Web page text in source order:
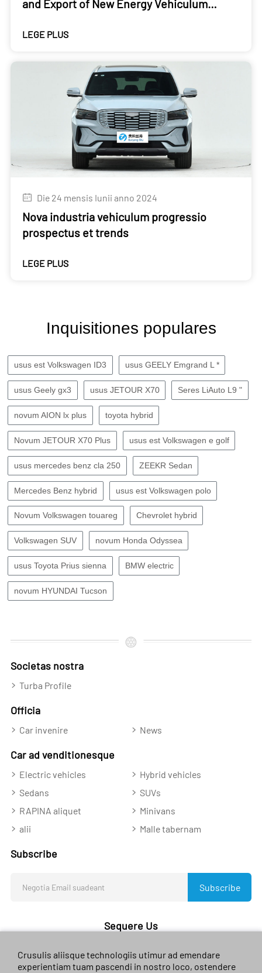
and Export of New Energy Vehiculum
LEGE PLUS
Die 24 mensis Iunii anno 2024
Nova industria vehiculum progressio
prospectus et trends
LEGE PLUS
Inquisitiones populares
usus est Volkswagen ID3 usus GEELY Emgrand L *
usus Geely gx3 usus JETOUR X70 Seres LiAuto L9 "
novum AION lx plus toyota hybrid
Novum JETOUR X70 Plus usus est Volkswagen e golf
usus mercedes benz cla 250 ZEEKR Sedan
Mercedes Benz hybrid usus est Volkswagen polo
Novum Volkswagen touareg Chevrolet hybrid
Volkswagen SUV novum Honda Odyssea
usus Toyota Prius sienna BMW electric
novum HYUNDAI Tucson
Societas nostra
Turba Profile
Officia
Car invenire News
Car ad venditionesque
Electric vehicles
Hybrid vehicles
Sedans
SUVs
RAPINA aliquet
Minivans
alii
Malle tabernam
Subscribe
Subscribe
Sequere Us
Crusulis aliisque technologiis utimur ad emendare
experientiam tuam pascendi in nostro loco, ostendere